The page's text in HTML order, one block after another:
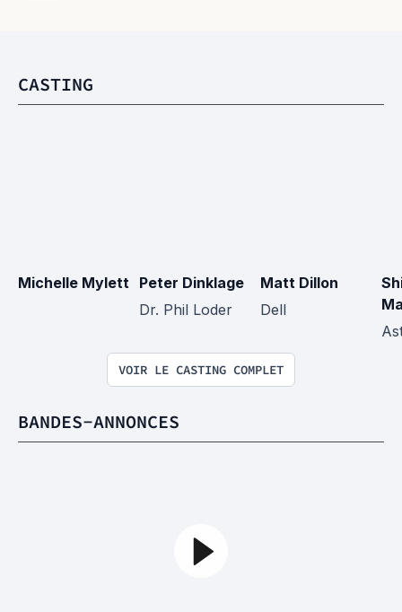
CASTING
Michelle Mylett Peter Dinklage
Dr. Phil Loder
Matt Dillon
Dell
VOIR LE CASTING COMPLET
BANDES-ANNONCES